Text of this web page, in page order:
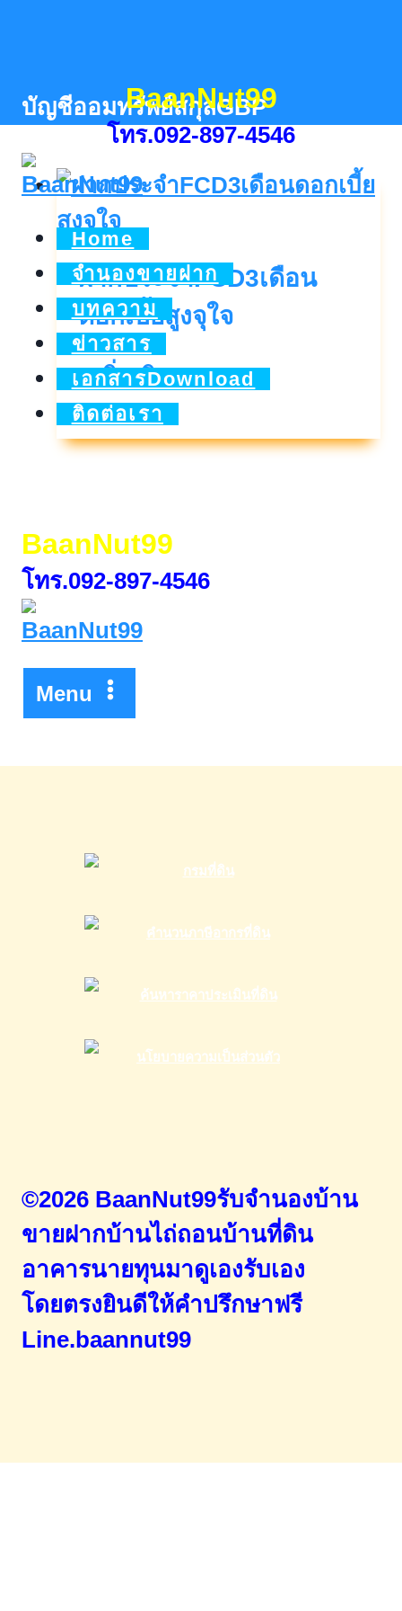
content
BaanNut99
โทร.092-897-4546
Home
จำนองขายฝาก
บทความ
ข่าวสาร
เอกสารDownload
ติดต่อเรา
BaanNut99
โทร.092-897-4546
Menu
บัญชีออมทรัพย์สกุลGBP
ฝากประจำFCD3เดือน
ดอกเบี้ยสูงจุใจ
ดูเพิ่มเติม..ฝาก
ดอกเบี้ย
©2026 BaanNut99รับจำนองบ้าน
ขายฝากบ้านไถ่ถอนบ้านที่ดิน
อาคารนายทุนมาดูเองรับเอง
โดยตรงยินดีให้คำปรึกษาฟรี
Line.baannut99